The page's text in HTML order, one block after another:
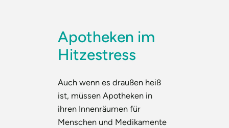
Apotheken im
Hitzestress
Auch wenn es draußen heiß
ist, müssen Apotheken in
ihren Innenräumen für
Menschen und Medikamente